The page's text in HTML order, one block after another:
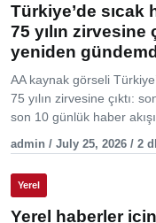
Türkiye’de sıcak
75 yılın zirvesine
yeniden
AA kaynak görseli
75 yılın zirvesine çıktı:
son 10 günlük haber
admin / July 25, 2026 / 2
Yerel
Yerel haberler